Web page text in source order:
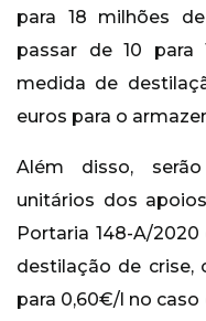
para 18 milhões
passar de 10 para
medida de
euros para o
Além disso,
unitários dos
Portaria 148-A/
destilação de crise,
para 0,60€/l no